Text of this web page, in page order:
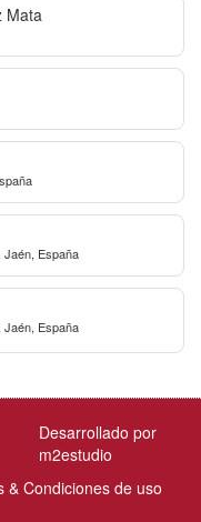
Mata
Jaén, España
Jaén, España
Desarrollado por
m2estudio
& Condiciones de uso